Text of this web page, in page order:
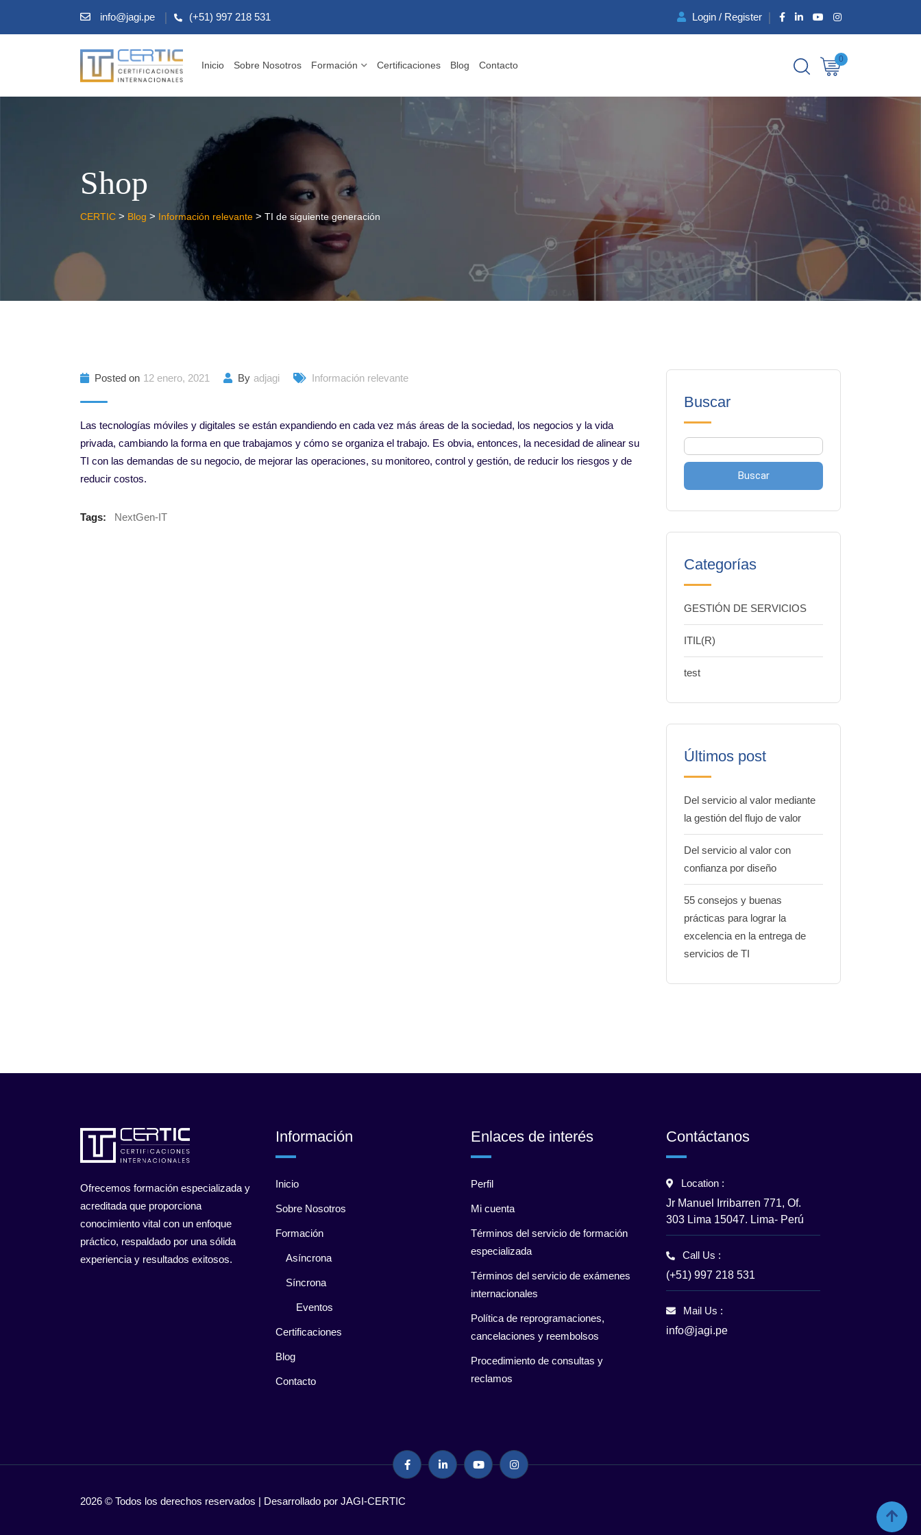
info@jagi.pe (+51) 997 218 531 Login / Register
Inicio Sobre Nosotros Formación Certificaciones Blog Contacto
0
Shop
CERTIC > Blog > Información relevante > TI de siguiente generación
Posted on 12 enero, 2021 By adjagi Información relevante
Las tecnologías móviles y digitales se están expandiendo en cada vez más áreas de la sociedad, los negocios y la vida
privada, cambiando la forma en que trabajamos y cómo se organiza el trabajo. Es obvia, entonces, la necesidad de alinear su
TI con las demandas de su negocio, de mejorar las operaciones, su monitoreo, control y gestión, de reducir los riesgos y de
reducir costos.
Tags: NextGen-IT
Buscar
Buscar
Categorías
GESTIÓN DE SERVICIOS
ITIL(R)
test
Últimos post
Del servicio al valor mediante
la gestión del flujo de valor
Del servicio al valor con
confianza por diseño
55 consejos y buenas
prácticas para lograr la
excelencia en la entrega de
servicios de TI
Ofrecemos formación especializada y
acreditada que proporciona
conocimiento vital con un enfoque
práctico, respaldado por una sólida
experiencia y resultados exitosos.
Información
Inicio
Sobre Nosotros
Formación
Asíncrona
Síncrona
Eventos
Certificaciones
Blog
Contacto
Enlaces de interés
Perfil
Mi cuenta
Términos del servicio de formación
especializada
Términos del servicio de exámenes
internacionales
Política de reprogramaciones,
cancelaciones y reembolsos
Procedimiento de consultas y
reclamos
Contáctanos
Location :
Jr Manuel Irribarren 771, Of.
303 Lima 15047. Lima- Perú
Call Us :
(+51) 997 218 531
Mail Us :
info@jagi.pe
2026 © Todos los derechos reservados | Desarrollado por JAGI-CERTIC